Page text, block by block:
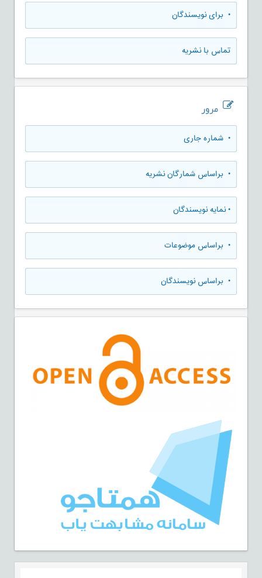
• برای نویسندگان
تماس با نشریه
مرور
• شماره جاری
• براساس شمارگان نشریه
•نمایه نویسندگان
• براساس موضوعات
• براساس نویسندگان